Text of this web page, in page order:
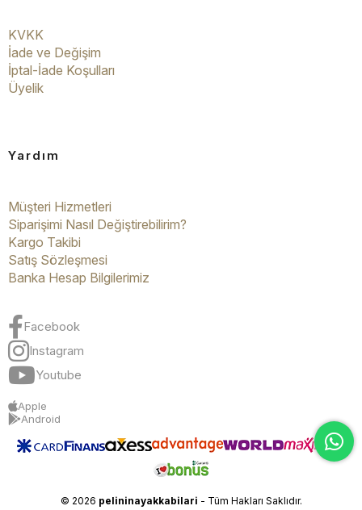
KVKK
İade ve Değişim
İptal-İade Koşulları
Üyelik
Yardım
Müşteri Hizmetleri
Siparişimi Nasıl Değiştirebilirim?
Kargo Takibi
Satış Sözleşmesi
Banka Hesap Bilgilerimiz
Facebook
Instagram
Youtube
Apple
Android
© 2026 pelininayakkabilari - Tüm Hakları Saklıdır.